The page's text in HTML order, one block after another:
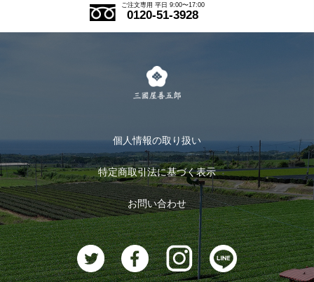
式部の香りシリーズ
お茶のギフト
おすすめのお茶
お茶に合うスイーツ
ログイン
ログアウト
ご注文専用 平日 9:00〜17:00
0120-51-3928
個人情報の取り扱い
特定商取引法に基づく表示
お問い合わせ